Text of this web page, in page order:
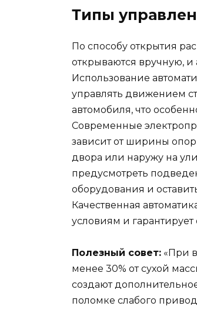
Типы
По способу открытия
открываются вручную,
Использование
управлять движением
автомобиля, что
Современные
зависит от ширины
двора или наружу на
предусмотреть
оборудования и
Качественная
условиям и
Полезный совет: «При
менее 30% от сухой
создают
поломке слабого